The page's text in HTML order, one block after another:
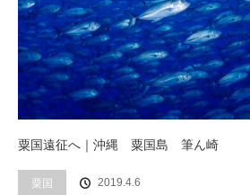
粟国遠征へ｜沖縄 粟国島 筆ん崎
粟国 2019.4.6